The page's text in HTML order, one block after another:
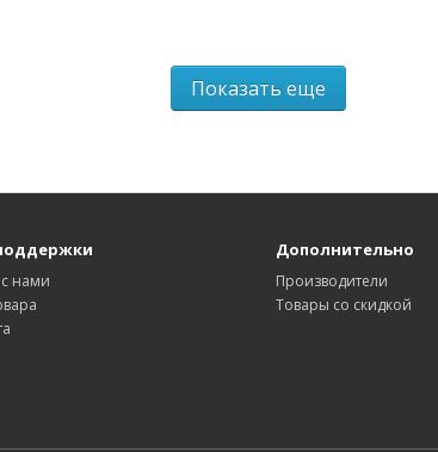
Показать еще
с нами
Дополнительно
Производители
Товары со скидкой